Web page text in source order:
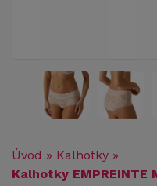
Úvod » Kalhotky »
Kalhotky EMPREINTE